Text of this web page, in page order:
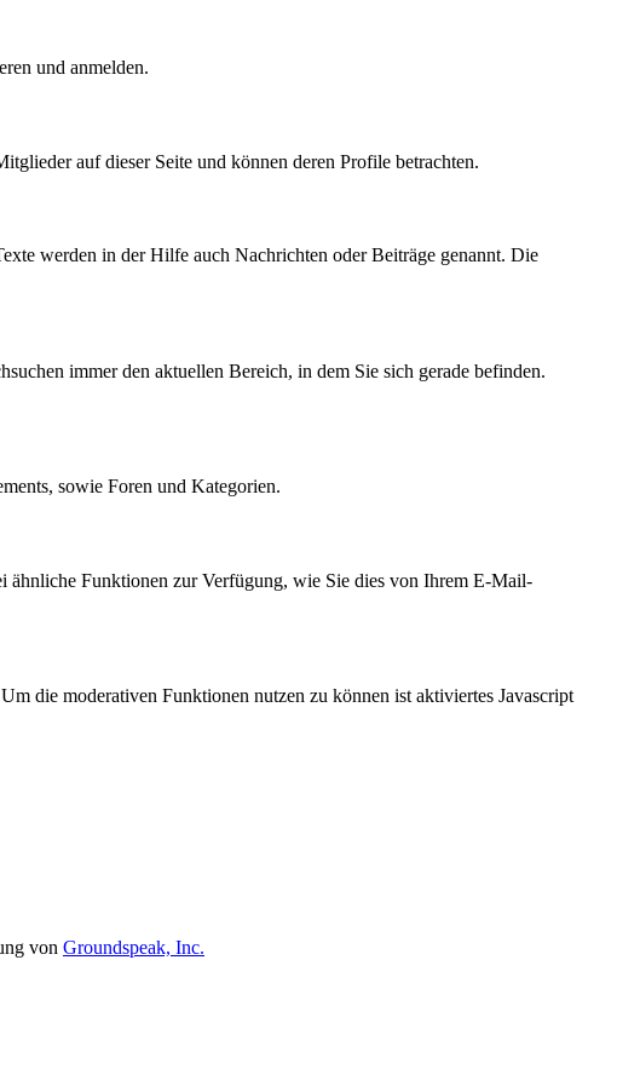
und anmelden.
auf dieser Seite und können deren Profile betrachten.
werden in der Hilfe auch Nachrichten oder Beiträge genannt. Die
immer den aktuellen Bereich, in dem Sie sich gerade befinden.
sowie Foren und Kategorien.
ähnliche Funktionen zur Verfügung, wie Sie dies von Ihrem E-Mail-
die moderativen Funktionen nutzen zu können ist aktiviertes Javascript
von Groundspeak, Inc.